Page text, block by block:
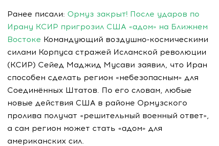
Ранее писали: Ормуз закрыт! После ударов по
Ирану КСИР пригрозил США «адом» на Ближнем
Востоке Командующий воздушно-космическими
силами Корпуса стражей Исламской революции
(КСИР) Сейед Маджид Мусави заявил, что Иран
способен сделать регион «небезопасным» для
Соединённых Штатов. По его словам, любые
новые действия США в районе Ормузского
пролива получат «решительный военный ответ»,
а сам регион может стать «адом» для
американских сил.